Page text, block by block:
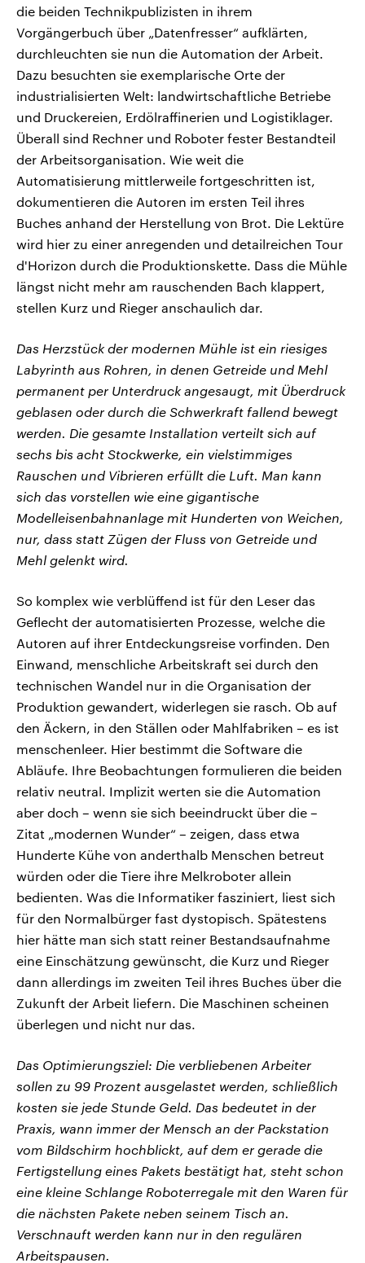
die beiden Technikpublizisten in ihrem
Vorgängerbuch über „Datenfresser“ aufklärten,
durchleuchten sie nun die Automation der Arbeit.
Dazu besuchten sie exemplarische Orte der
industrialisierten Welt: landwirtschaftliche Betriebe
und Druckereien, Erdölraffinerien und Logistiklager.
Überall sind Rechner und Roboter fester Bestandteil
der Arbeitsorganisation. Wie weit die
Automatisierung mittlerweile fortgeschritten ist,
dokumentieren die Autoren im ersten Teil ihres
Buches anhand der Herstellung von Brot. Die Lektüre
wird hier zu einer anregenden und detailreichen Tour
d'Horizon durch die Produktionskette. Dass die Mühle
längst nicht mehr am rauschenden Bach klappert,
stellen Kurz und Rieger anschaulich dar.
Das Herzstück der modernen Mühle ist ein riesiges
Labyrinth aus Rohren, in denen Getreide und Mehl
permanent per Unterdruck angesaugt, mit Überdruck
geblasen oder durch die Schwerkraft fallend bewegt
werden. Die gesamte Installation verteilt sich auf
sechs bis acht Stockwerke, ein vielstimmiges
Rauschen und Vibrieren erfüllt die Luft. Man kann
sich das vorstellen wie eine gigantische
Modelleisenbahnanlage mit Hunderten von Weichen,
nur, dass statt Zügen der Fluss von Getreide und
Mehl gelenkt wird.
So komplex wie verblüffend ist für den Leser das
Geflecht der automatisierten Prozesse, welche die
Autoren auf ihrer Entdeckungsreise vorfinden. Den
Einwand, menschliche Arbeitskraft sei durch den
technischen Wandel nur in die Organisation der
Produktion gewandert, widerlegen sie rasch. Ob auf
den Äckern, in den Ställen oder Mahlfabriken – es ist
menschenleer. Hier bestimmt die Software die
Abläufe. Ihre Beobachtungen formulieren die beiden
relativ neutral. Implizit werten sie die Automation
aber doch – wenn sie sich beeindruckt über die –
Zitat „modernen Wunder“ – zeigen, dass etwa
Hunderte Kühe von anderthalb Menschen betreut
würden oder die Tiere ihre Melkroboter allein
bedienten. Was die Informatiker fasziniert, liest sich
für den Normalbürger fast dystopisch. Spätestens
hier hätte man sich statt reiner Bestandsaufnahme
eine Einschätzung gewünscht, die Kurz und Rieger
dann allerdings im zweiten Teil ihres Buches über die
Zukunft der Arbeit liefern. Die Maschinen scheinen
überlegen und nicht nur das.
Das Optimierungsziel: Die verbliebenen Arbeiter
sollen zu 99 Prozent ausgelastet werden, schließlich
kosten sie jede Stunde Geld. Das bedeutet in der
Praxis, wann immer der Mensch an der Packstation
vom Bildschirm hochblickt, auf dem er gerade die
Fertigstellung eines Pakets bestätigt hat, steht schon
eine kleine Schlange Roboterregale mit den Waren für
die nächsten Pakete neben seinem Tisch an.
Verschnauft werden kann nur in den regulären
Arbeitspausen.